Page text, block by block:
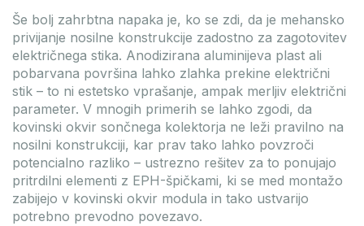
Še bolj zahrbtna napaka je, ko se zdi, da je mehansko
privijanje nosilne konstrukcije zadostno za zagotovitev
električnega stika. Anodizirana aluminijeva plast ali
pobarvana površina lahko zlahka prekine električni
stik – to ni estetsko vprašanje, ampak merljiv električni
parameter. V mnogih primerih se lahko zgodi, da
kovinski okvir sončnega kolektorja ne leži pravilno na
nosilni konstrukciji, kar prav tako lahko povzroči
potencialno razliko – ustrezno rešitev za to ponujajo
pritrdilni elementi z EPH-špičkami, ki se med montažo
zabijejo v kovinski okvir modula in tako ustvarijo
potrebno prevodno povezavo.